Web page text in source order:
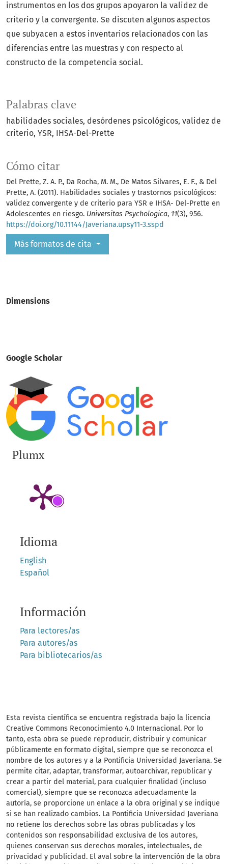
Palabras clave
habilidades sociales desórdenes psicológicos validez de
criterio YSR IHSA-Del-Prette
Cómo citar
Del Prette, Z. A. P., Da Rocha, M. M., De Matos Silvares, E. F., & Del
Prette, A. (2011). Habilidades sociales y trastornos psicológicos:
validez convergente y de criterio para YSR e IHSA- Del-Prette en
Adolescentes en riesgo. Universitas Psychologica, 11(3), 956.
https://doi.org/10.11144/Javeriana.upsy11-3.sspd
Más formatos de cita
Dimensions
Google Scholar
Plumx
Idioma
English
Español
Información
Para lectores/as
Para autores/as
Para bibliotecarios/as
instrumentos en los dos grupos apoyaron la validez de
criterio y la convergente. Se discuten algunos aspectos
que subyacen a estos inventarios relacionados con las
diferencias entre las muestras y con respecto al
constructo de la competencia social.
Esta revista científica se encuentra registrada bajo la licencia
Creative Commons Reconocimiento 4.0 Internacional. Por lo
tanto, esta obra se puede reproducir, distribuir y comunicar
públicamente en formato digital, siempre que se reconozca el
nombre de los autores y a la Pontificia Universidad Javeriana. Se
permite citar, adaptar, transformar, autoarchivar, republicar y
crear a partir del material, para cualquier finalidad (incluso
comercial), siempre que se reconozca adecuadamente la
autoría, se proporcione un enlace a la obra original y se indique
si se han realizado cambios. La Pontificia Universidad Javeriana
no retiene los derechos sobre las obras publicadas y los
contenidos son responsabilidad exclusiva de los autores,
quienes conservan sus derechos morales, intelectuales, de
privacidad y publicidad. El aval sobre la intervención de la obra